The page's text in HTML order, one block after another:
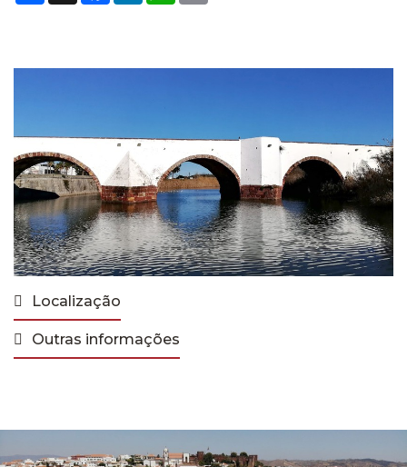
Localização
Outras informações